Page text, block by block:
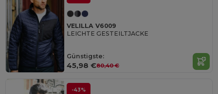
VELILLA V6009
LEICHTE GESTEILTJACKE
Günstigste:
45,98 €80,40 €
-43%